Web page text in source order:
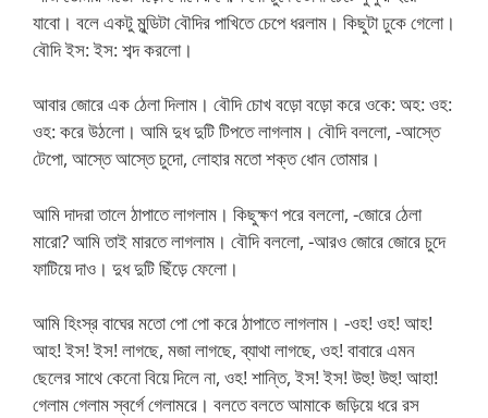
যাবো। বলে একটু মুন্ডিটা বৌদির পাখিতে চেপে ধরলাম। কিছুটা ঢুকে গেলো।
বৌদি ইস: ইস: শব্দ করলো।
আবার জোরে এক ঠেলা দিলাম। বৌদি চোখ বড়ো বড়ো করে ওকে: অহ: ওহ:
ওহ: করে উঠলো। আমি দুধ দুটি টিপতে লাগলাম। বৌদি বললো, -আস্তে
টেপো, আস্তে আস্তে চুদো, লোহার মতো শক্ত ধোন তোমার।
আমি দাদরা তালে ঠাপাতে লাগলাম। কিছুক্ষণ পরে বললো, -জোরে ঠেলা
মারো? আমি তাই মারতে লাগলাম। বৌদি বললো, -আরও জোরে জোরে চুদে
ফাটিয়ে দাও। দুধ দুটি ছিঁড়ে ফেলো।
আমি হিংস্র বাঘের মতো পো পো করে ঠাপাতে লাগলাম। -ওহ! ওহ! আহ!
আহ! ইস! ইস! লাগছে, মজা লাগছে, ব্যাথা লাগছে, ওহ! বাবারে এমন
ছেলের সাথে কেনো বিয়ে দিলে না, ওহ! শান্তি, ইস! ইস! উহু! উহু! আহা!
গেলাম গেলাম স্বর্গে গেলামরে। বলতে বলতে আমাকে জড়িয়ে ধরে রস